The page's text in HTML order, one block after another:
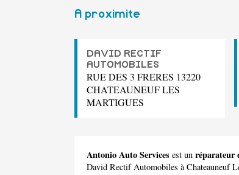
A proximite
DAVID RECTIF
AUTOMOBILES
RUE DES 3 FRERES 13220
CHATEAUNEUF LES
MARTIGUES
Antonio Auto Services est un réparateur
David Rectif Automobiles à Chateauneuf